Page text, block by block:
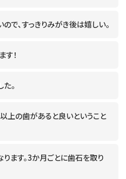
で、すっきりみがき後は嬉しい。
！
。
上の歯があると良いということ
ます。3か月ごとに歯石を取り